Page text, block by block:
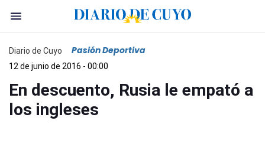
Diario de Cuyo Pasión Deportiva
12 de junio de 2016 - 00:00
En descuento, Rusia le empató a
los ingleses